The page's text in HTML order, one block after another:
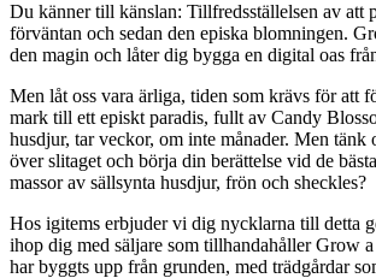
Du känner till känslan: Tillfredsställelsen av att
förväntan och sedan den episka blomningen.
den magin och låter dig bygga en digital oas
Men låt oss vara ärliga, tiden som krävs för att
mark till ett episkt paradis, fullt av Candy
husdjur, tar veckor, om inte månader. Men tänk
över slitaget och börja din berättelse vid de
massor av sällsynta husdjur, frön och sheckles?
Hos igitems erbjuder vi dig nycklarna till detta
ihop dig med säljare som tillhandahåller Grow
har byggts upp från grunden, med trädgårdar